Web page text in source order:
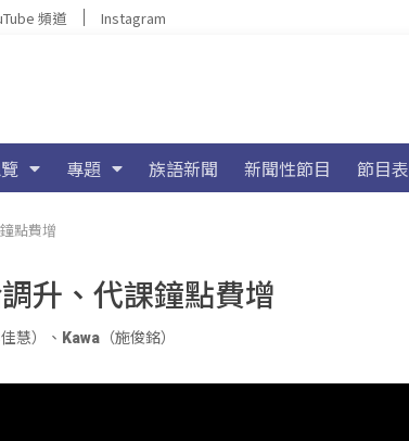
頻道 Instagram
專題 族語新聞 新聞性節目 節目表
點費增
升、代課鐘點費增
慧） 、 Kawa（施俊銘）